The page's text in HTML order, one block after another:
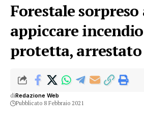
Forestale sorpreso
appiccare
protetta, arrestato
diRedazione Web
Pubblicato 8 Febbraio 2021